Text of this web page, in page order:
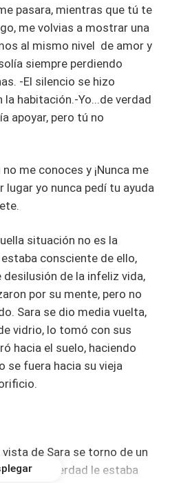
pasara, mientras que tú te
me volvias a mostrar una
al mismo nivel de amor y
siempre perdiendo
-El silencio se hizo
habitación.-Yo...de verdad
apoyar, pero tú no
me conoces y ¡Nunca me
lugar yo nunca pedí tu ayuda
situación no es la
consciente de ello,
de la infeliz vida,
por su mente, pero no
Sara se dio media vuelta,
vidrio, lo tomó con sus
hacia el suelo, haciendo
se fuera hacia su vieja
de Sara se torno de un
si de verdad le estaba